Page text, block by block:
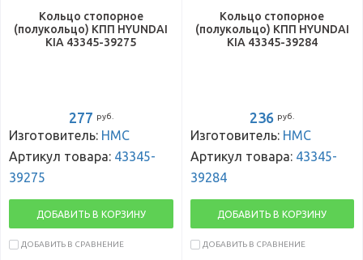
Кольцо стопорное
(полукольцо) КПП HYUNDAI
KIA 43345-39275
277 руб.
Изготовитель: HMC
Артикул товара: 43345-
39275
ДОБАВИТЬ В КОРЗИНУ
ДОБАВИТЬ В СРАВНЕНИЕ
Кольцо стопорное
(полукольцо) КПП HYUNDAI
KIA 43345-39284
236 руб.
Изготовитель: HMC
Артикул товара: 43345-
39284
ДОБАВИТЬ В КОРЗИНУ
ДОБАВИТЬ В СРАВНЕНИЕ